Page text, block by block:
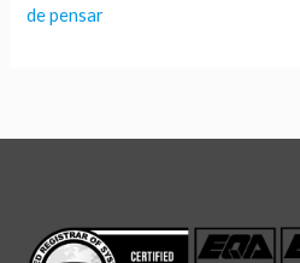
de pensar